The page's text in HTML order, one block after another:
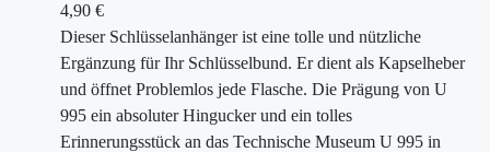
4,90 €
Dieser Schlüsselanhänger ist eine tolle und nützliche
Ergänzung für Ihr Schlüsselbund. Er dient als Kapselheber
und öffnet Problemlos jede Flasche. Die Prägung von U
995 ein absoluter Hingucker und ein tolles
Erinnerungsstück an das Technische Museum U 995 in